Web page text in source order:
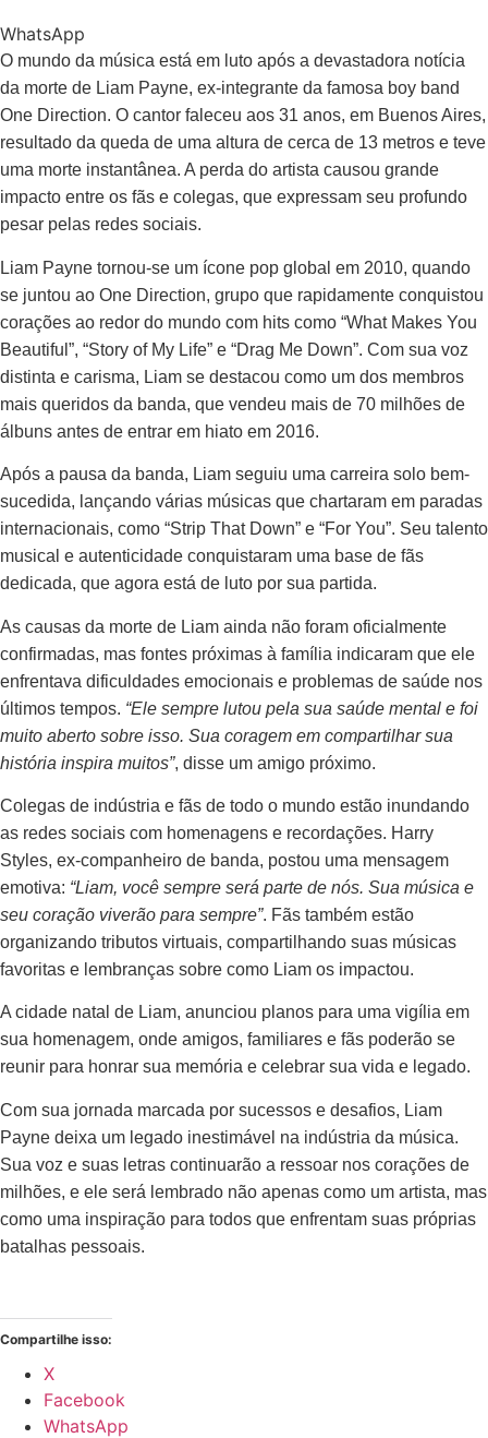
WhatsApp
O mundo da música está em luto após a devastadora notícia
da morte de Liam Payne, ex-integrante da famosa boy band
One Direction. O cantor faleceu aos 31 anos, em Buenos Aires,
resultado da queda de uma altura de cerca de 13 metros e teve
uma morte instantânea. A perda do artista causou grande
impacto entre os fãs e colegas, que expressam seu profundo
pesar pelas redes sociais.
Liam Payne tornou-se um ícone pop global em 2010, quando
se juntou ao One Direction, grupo que rapidamente conquistou
corações ao redor do mundo com hits como “What Makes You
Beautiful”, “Story of My Life” e “Drag Me Down”. Com sua voz
distinta e carisma, Liam se destacou como um dos membros
mais queridos da banda, que vendeu mais de 70 milhões de
álbuns antes de entrar em hiato em 2016.
Após a pausa da banda, Liam seguiu uma carreira solo bem-
sucedida, lançando várias músicas que chartaram em paradas
internacionais, como “Strip That Down” e “For You”. Seu talento
musical e autenticidade conquistaram uma base de fãs
dedicada, que agora está de luto por sua partida.
As causas da morte de Liam ainda não foram oficialmente
confirmadas, mas fontes próximas à família indicaram que ele
enfrentava dificuldades emocionais e problemas de saúde nos
últimos tempos. “Ele sempre lutou pela sua saúde mental e foi
muito aberto sobre isso. Sua coragem em compartilhar sua
história inspira muitos”, disse um amigo próximo.
Colegas de indústria e fãs de todo o mundo estão inundando
as redes sociais com homenagens e recordações. Harry
Styles, ex-companheiro de banda, postou uma mensagem
emotiva: “Liam, você sempre será parte de nós. Sua música e
seu coração viverão para sempre”. Fãs também estão
organizando tributos virtuais, compartilhando suas músicas
favoritas e lembranças sobre como Liam os impactou.
A cidade natal de Liam, anunciou planos para uma vigília em
sua homenagem, onde amigos, familiares e fãs poderão se
reunir para honrar sua memória e celebrar sua vida e legado.
Com sua jornada marcada por sucessos e desafios, Liam
Payne deixa um legado inestimável na indústria da música.
Sua voz e suas letras continuarão a ressoar nos corações de
milhões, e ele será lembrado não apenas como um artista, mas
como uma inspiração para todos que enfrentam suas próprias
batalhas pessoais.
Compartilhe isso:
X
Facebook
WhatsApp